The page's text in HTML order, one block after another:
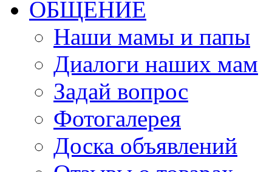
ОБЩЕНИЕ
Наши мамы и папы
Диалоги наших мам
Задай вопрос
Фотогалерея
Доска объявлений